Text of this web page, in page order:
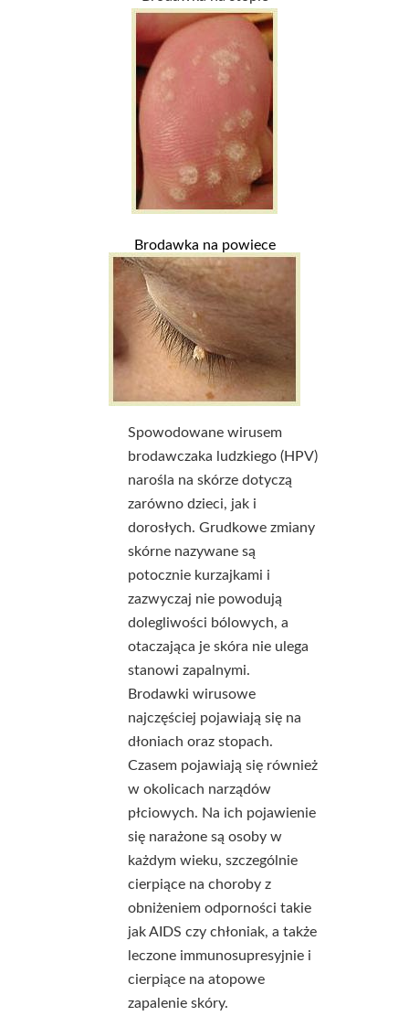
Brodawka na powiece
Spowodowane wirusem
brodawczaka ludzkiego (HPV)
narośla na skórze dotyczą
zarówno dzieci, jak i
dorosłych. Grudkowe zmiany
skórne nazywane są
potocznie kurzajkami i
zazwyczaj nie powodują
dolegliwości bólowych, a
otaczająca je skóra nie ulega
stanowi zapalnymi.
Brodawki wirusowe
najczęściej pojawiają się na
dłoniach oraz stopach.
Czasem pojawiają się również
w okolicach narządów
płciowych. Na ich pojawienie
się narażone są osoby w
każdym wieku, szczególnie
cierpiące na choroby z
obniżeniem odporności takie
jak AIDS czy chłoniak, a także
leczone immunosupresyjnie i
cierpiące na atopowe
zapalenie skóry.